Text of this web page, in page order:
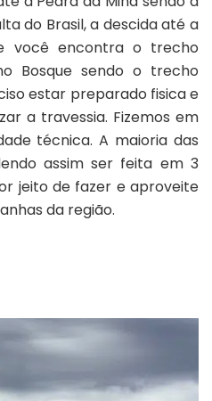
do Brasil, a descida até a
você encontra o trecho
Bosque sendo o trecho
estar preparado fisica e
a travessia. Fizemos em
técnica. A maioria das
assim ser feita em 3
jeito de fazer e aproveite
da região.